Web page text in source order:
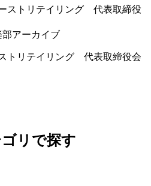
アーカイブ
トリテイリング 代表取締役会
リで探す